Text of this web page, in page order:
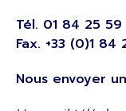
Tél. 01 84 25 59
Fax. +33 (0)1 84
Nous envoyer